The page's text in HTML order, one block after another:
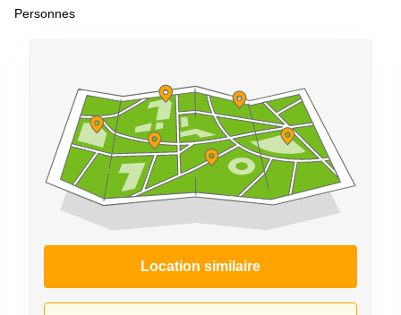
Personnes
Location similaire